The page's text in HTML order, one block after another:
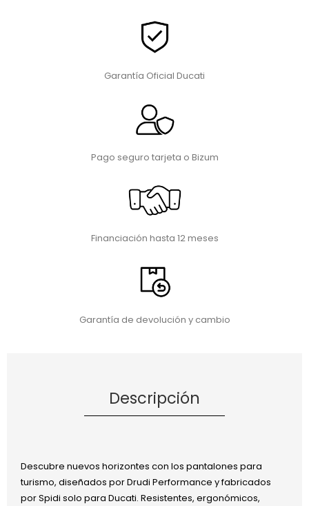
Garantía Oficial Ducati
Pago seguro tarjeta o Bizum
Financiación hasta 12 meses
Garantía de devolución y cambio
Descripción
Descubre nuevos horizontes con los pantalones para
turismo, diseñados por Drudi Performance y fabricados
por Spidi solo para Ducati. Resistentes, ergonómicos,